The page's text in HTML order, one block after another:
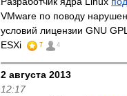
VMware по поводу
условий лицензии GNU
ESXi
7 4
2 августа 2013
12:17